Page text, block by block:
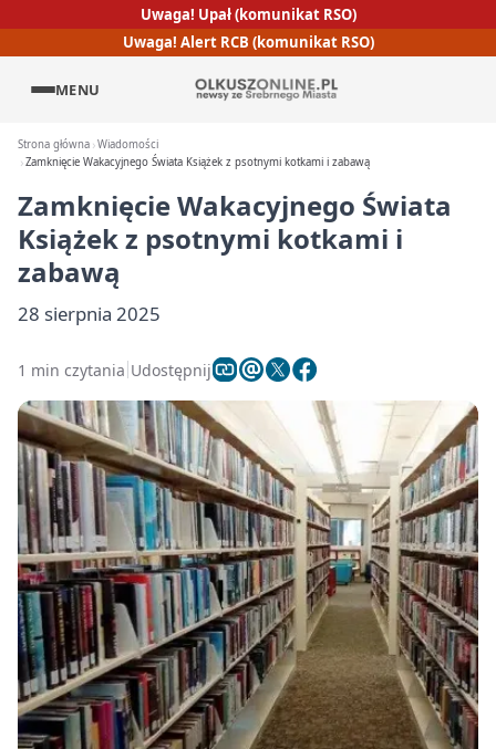
Uwaga! Upał (komunikat RSO)
Uwaga! Alert RCB (komunikat RSO)
MENU
Strona główna Wiadomości
Zamknięcie Wakacyjnego Świata Książek z psotnymi kotkami i zabawą
Zamknięcie Wakacyjnego Świata
Książek z psotnymi kotkami i
zabawą
28 sierpnia 2025
1 min czytania Udostępnij